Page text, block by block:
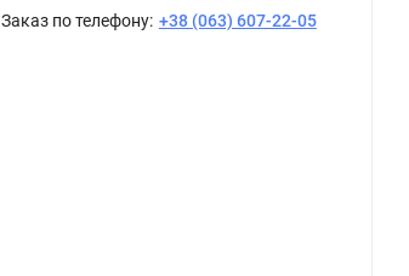
Заказ по телефону: +38 (063) 607-22-05